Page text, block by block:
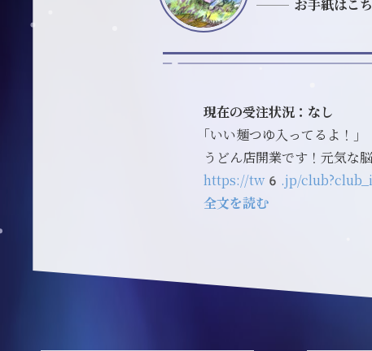
お手紙はこ
現在の受注状況：なし
｢いい麺つゆ入ってるよ！｣
うどん店開業です！元気な
https://tw6.jp/
全文を読む